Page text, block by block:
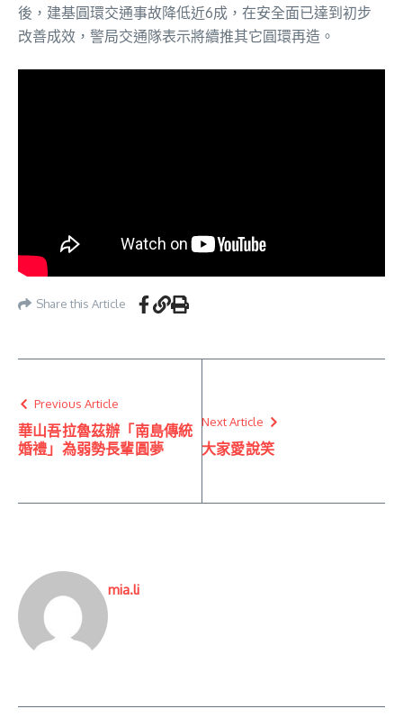
後，建基圓環交通事故降低近6成，在安全面已達到初步
改善成效，警局交通隊表示將續推其它圓環再造。
Share this Article
Previous Article
華山吾拉魯茲辦「南島傳統
婚禮」為弱勢長輩圓夢
Next Article
大家愛說笑
mia.li